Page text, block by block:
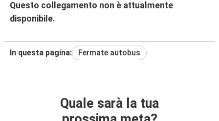
Questo collegamento non è attualmente
disponibile.
In questa pagina: Fermate autobus
Quale sarà la tua